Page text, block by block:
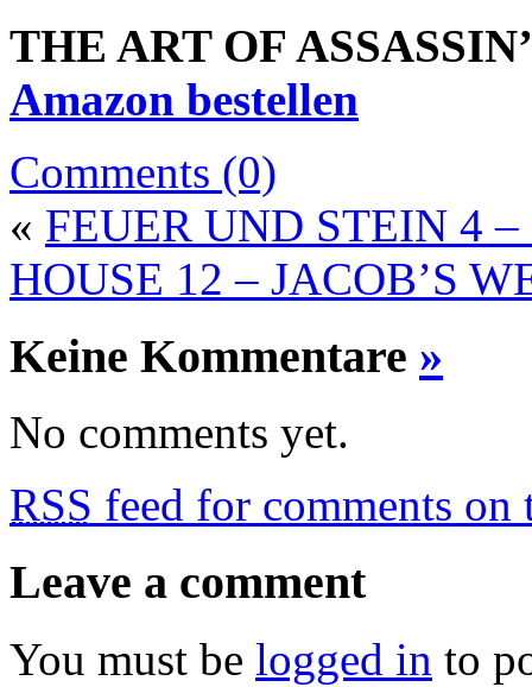
THE ART OF
Amazon bestellen
Comments (0)
« FEUER UND STEIN 4 –
HOUSE 12 – JACOB’S
Keine Kommentare »
No comments yet.
RSS feed for comments on
Leave a comment
You must be logged in to